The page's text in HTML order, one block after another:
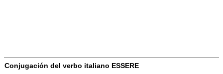
Conjugación del verbo italiano ESSERE